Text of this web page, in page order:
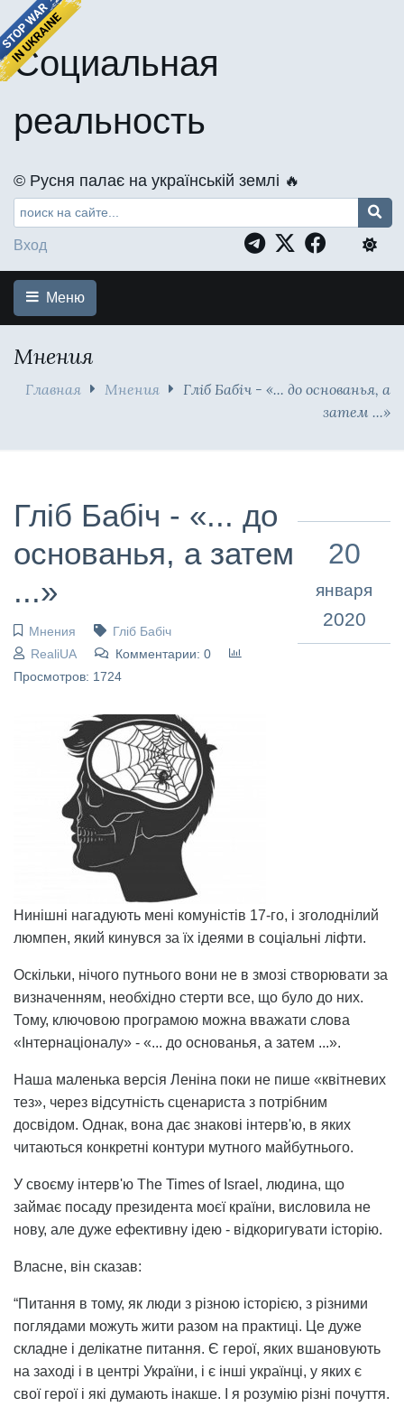
Социальная
реальность
©️ Русня палає на українській землі 🔥
Вход
Меню
Мнения
Главная Мнения
Гліб Бабіч - «... до основанья, а
затем ...»
Гліб Бабіч - «... до
основанья, а затем
...»
Мнения
Гліб Бабіч
RealiUA
Комментарии: 0
Просмотров: 1724
20
января
2020
Нинішні нагадують мені комуністів 17-го, і зголоднілий
люмпен, який кинувся за їх ідеями в соціальні ліфти.
Оскільки, нічого путнього вони не в змозі створювати за
визначенням, необхідно стерти все, що було до них.
Тому, ключовою програмою можна вважати слова
«Інтернаціоналу» - «... до основанья, а затем ...».
Наша маленька версія Леніна поки не пише «квітневих
тез», через відсутність сценариста з потрібним
досвідом. Однак, вона дає знакові інтерв'ю, в яких
читаються конкретні контури мутного майбутнього.
У своєму інтерв'ю The Times of Israel, людина, що
займає посаду президента моєї країни, висловила не
нову, але дуже ефективну ідею - відкоригувати історію.
Власне, він сказав:
“Питання в тому, як люди з різною історією, з різними
поглядами можуть жити разом на практиці. Це дуже
складне і делікатне питання. Є герої, яких вшановують
на заході і в центрі України, і є інші українці, у яких є
свої герої і які думають інакше. І я розумію різні почуття.